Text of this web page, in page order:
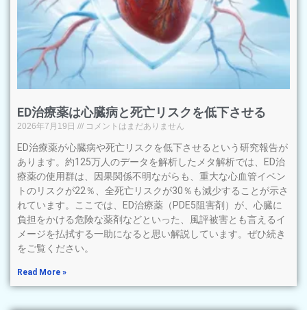
ED治療薬は心臓病と死亡リスクを低下させる
2026年7月19日 コメントはまだありません
ED治療薬が心臓病や死亡リスクを低下させるという研究報告が
あります。約125万人のデータを解析したメタ解析では、ED治
療薬の使用群は、因果関係不明ながらも、重大な心血管イベン
トのリスクが22％、全死亡リスクが30％も減少することが示さ
れています。ここでは、ED治療薬（PDE5阻害剤）が、心臓に
負担をかける危険な薬剤などといった、風評被害とも言えるイ
メージを払拭する一助になると思い解説しています。ぜひ続き
をご覧ください。
Read More »